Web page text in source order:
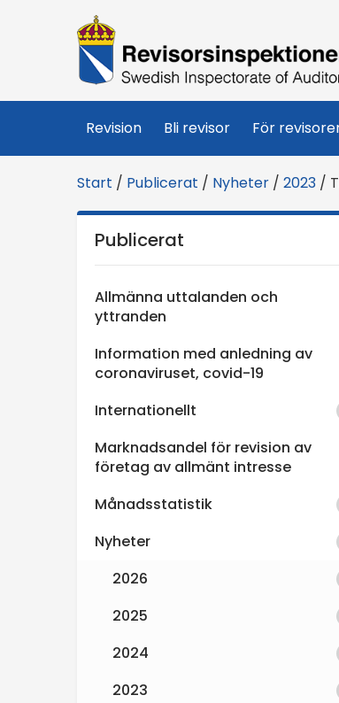
R
e
v
i
s
o
n
p
Revision Bli revisor För
Start / Publicerat / Nyheter / 2023 /
Publicerat
Allmänna uttalanden och
yttranden
Information med anledning av
coronaviruset, covid-19
Internationellt
Marknadsandel för revision av
företag av allmänt intresse
Månadsstatistik
Nyheter
2026
2025
2024
2023